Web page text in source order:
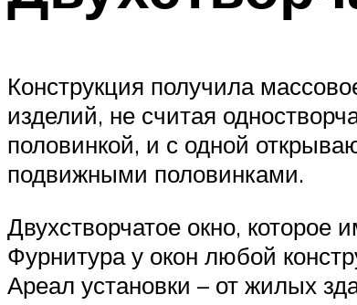
Конструкция получила
изделий, не считая
половинкой, и с одной
подвижными половинками.
Двухстворчатое окно, которое
Фурнитура у окон любой
Ареал установки – от жилых